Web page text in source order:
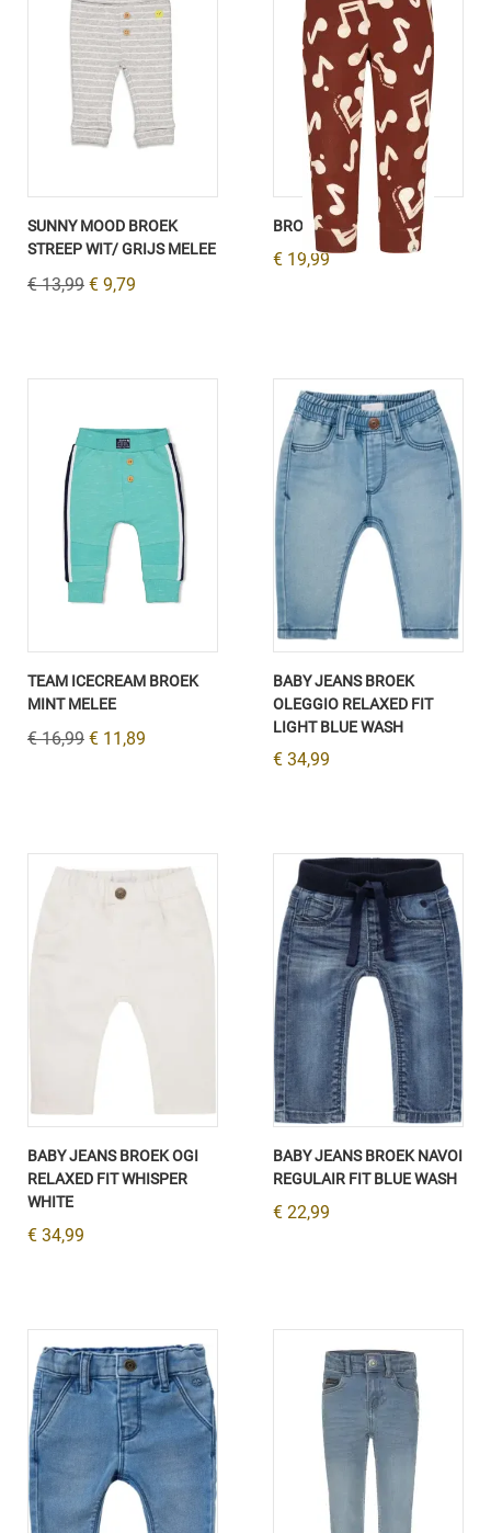
SUNNY MOOD BROEK
STREEP WIT/ GRIJS MELEE
€ 13,99 € 9,79
BROEK INISEX BRUIN
€ 19,99
TEAM ICECREAM BROEK
MINT MELEE
€ 16,99 € 11,89
BABY JEANS BROEK
OLEGGIO RELAXED FIT
LIGHT BLUE WASH
€ 34,99
BABY JEANS BROEK OGI
RELAXED FIT WHISPER
WHITE
€ 34,99
BABY JEANS BROEK NAVOI
REGULAIR FIT BLUE WASH
€ 22,99